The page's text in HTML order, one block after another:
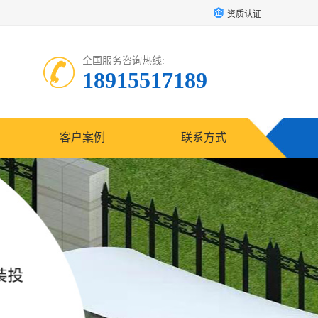
资质认证
全国服务咨询热线:
18915517189
客户案例 联系方式